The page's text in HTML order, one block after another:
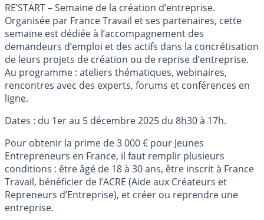
RE’START – Semaine de la création d’entreprise.
Organisée par France Travail et ses partenaires, cette
semaine est dédiée à l’accompagnement des
demandeurs d’emploi et des actifs dans la concrétisation
de leurs projets de création ou de reprise d’entreprise.
Au programme : ateliers thématiques, webinaires,
rencontres avec des experts, forums et conférences en
ligne.
Dates : du 1er au 5 décembre 2025 du 8h30 à 17h.
Pour obtenir la prime de 3 000 € pour Jeunes
Entrepreneurs en France, il faut remplir plusieurs
conditions : être âgé de 18 à 30 ans, être inscrit à France
Travail, bénéficier de l’ACRE (Aide aux Créateurs et
Repreneurs d’Entreprise), et créer ou reprendre une
entreprise.